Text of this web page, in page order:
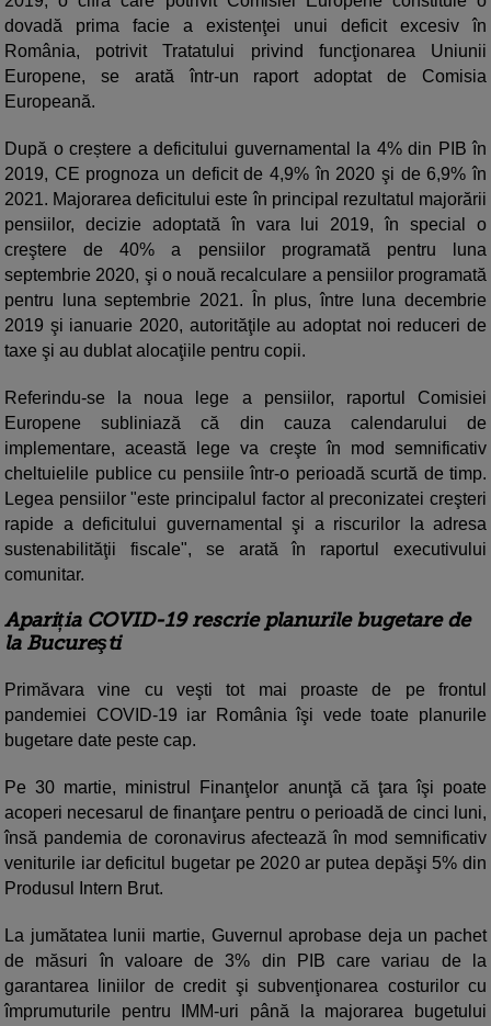
dovadă prima facie a existenţei unui deficit excesiv în
România, potrivit Tratatului privind funcţionarea Uniunii
Europene, se arată într-un raport adoptat de Comisia
Europeană.
După o creștere a deficitului guvernamental la 4% din PIB în
2019, CE prognoza un deficit de 4,9% în 2020 şi de 6,9% în
2021. Majorarea deficitului este în principal rezultatul majorării
pensiilor, decizie adoptată în vara lui 2019, în special o
creştere de 40% a pensiilor programată pentru luna
septembrie 2020, şi o nouă recalculare a pensiilor programată
pentru luna septembrie 2021. În plus, între luna decembrie
2019 şi ianuarie 2020, autorităţile au adoptat noi reduceri de
taxe şi au dublat alocaţiile pentru copii.
Referindu-se la noua lege a pensiilor, raportul Comisiei
Europene subliniază că din cauza calendarului de
implementare, această lege va creşte în mod semnificativ
cheltuielile publice cu pensiile într-o perioadă scurtă de timp.
Legea pensiilor "este principalul factor al preconizatei creşteri
rapide a deficitului guvernamental şi a riscurilor la adresa
sustenabilităţii fiscale", se arată în raportul executivului
comunitar.
Apariția COVID-19 rescrie planurile bugetare de
la Bucureşti
Primăvara vine cu veşti tot mai proaste de pe frontul
pandemiei COVID-19 iar România îşi vede toate planurile
bugetare date peste cap.
Pe 30 martie, ministrul Finanţelor anunţă că ţara îşi poate
acoperi necesarul de finanţare pentru o perioadă de cinci luni,
însă pandemia de coronavirus afectează în mod semnificativ
veniturile iar deficitul bugetar pe 2020 ar putea depăşi 5% din
Produsul Intern Brut.
La jumătatea lunii martie, Guvernul aprobase deja un pachet
de măsuri în valoare de 3% din PIB care variau de la
garantarea liniilor de credit şi subvenţionarea costurilor cu
împrumuturile pentru IMM-uri până la majorarea bugetului